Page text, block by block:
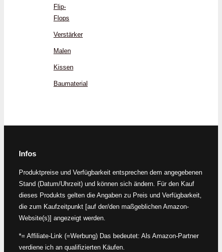
Flip-
Flops
Verstärker
Malen
Kissen
Baumaterial
Infos
Produktpreise und Verfügbarkeit entsprechen dem angegebenen
Stand (Datum/Uhrzeit) und können sich ändern. Für den Kauf
dieses Produkts gelten die Angaben zu Preis und Verfügbarkeit,
die zum Kaufzeitpunkt [auf der/den maßgeblichen Amazon-
Website(s)] angezeigt werden.
*= Affiliate-Link (=Werbung) Das bedeutet: Als Amazon-Partner
verdiene ich an qualifizierten Käufen.